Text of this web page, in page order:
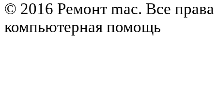
© 2016 Ремонт mac. Все
компьютерная помощь